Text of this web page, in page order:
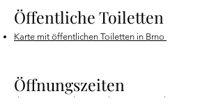
Öffentliche Toiletten
Karte mit öffentlichen Toiletten in Brno
Öffnungszeiten
die Supermärkte sind mit Ausnahmen von